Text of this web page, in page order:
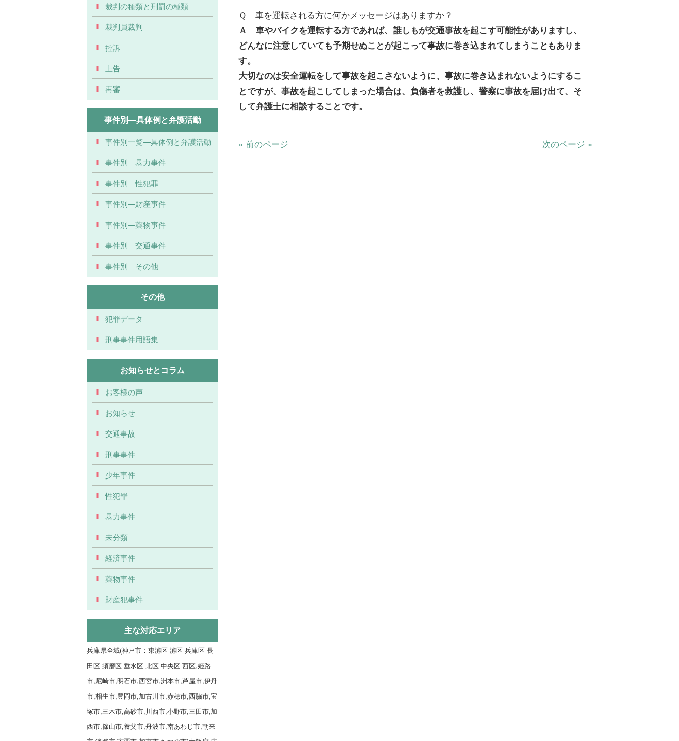
Ｑ 車を運転される方に何かメッセージはありますか？
Ａ 車やバイクを運転する方であれば、誰しもが交通事故を起こす可能性がありますし、
どんなに注意していても予期せぬことが起こって事故に巻き込まれてしまうこともありま
す。
大切なのは安全運転をして事故を起こさないように、事故に巻き込まれないようにするこ
とですが、事故を起こしてしまった場合は、負傷者を救護し、警察に事故を届け出て、そ
して弁護士に相談することです。
« 前のページ 次のページ »
裁判の種類と刑罰の種類
裁判員裁判
控訴
上告
再審
事件別―具体例と弁護活動
事件別一覧―具体例と弁護活動
事件別―暴力事件
事件別―性犯罪
事件別―財産事件
事件別―薬物事件
事件別―交通事件
事件別―その他
その他
犯罪データ
刑事事件用語集
お知らせとコラム
お客様の声
お知らせ
交通事故
刑事事件
少年事件
性犯罪
暴力事件
未分類
経済事件
薬物事件
財産犯事件
主な対応エリア
兵庫県全域(神戸市：東灘区 灘区 兵庫区 長
田区 須磨区 垂水区 北区 中央区 西区,姫路
市,尼崎市,明石市,西宮市,洲本市,芦屋市,伊丹
市,相生市,豊岡市,加古川市,赤穂市,西脇市,宝
塚市,三木市,高砂市,川西市,小野市,三田市,加
西市,篠山市,養父市,丹波市,南あわじ市,朝来